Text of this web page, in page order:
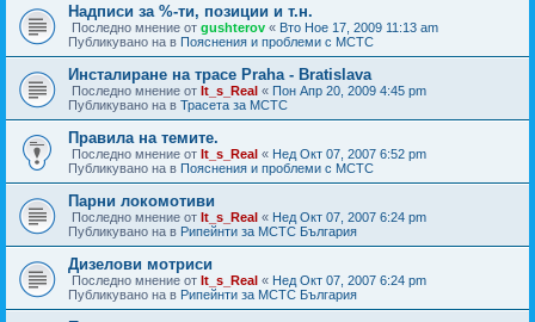
Надписи за %-ти, позиции и т.н.
Последно мнение от gushterov « Вто Ное 17, 2009 11:13 am
Публикувано на в Пояснения и проблеми с МСТС
Инсталиране на трасе Praha - Bratislava
Последно мнение от It_s_Real « Пон Апр 20, 2009 4:45 pm
Публикувано на в Трасета за МСТС
Правила на темите.
Последно мнение от It_s_Real « Нед Окт 07, 2007 6:52 pm
Публикувано на в Пояснения и проблеми с МСТС
Парни локомотиви
Последно мнение от It_s_Real « Нед Окт 07, 2007 6:24 pm
Публикувано на в Рипейнти за МСТС България
Дизелови мотриси
Последно мнение от It_s_Real « Нед Окт 07, 2007 6:24 pm
Публикувано на в Рипейнти за МСТС България